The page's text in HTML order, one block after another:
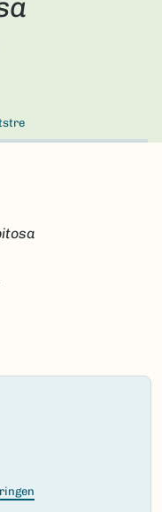
(Ekstern lenke)